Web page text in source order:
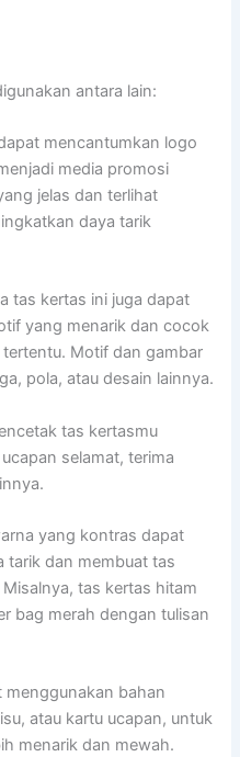
antara lain:
mencantumkan logo
media promosi
jelas dan terlihat
daya tarik
tas kertas ini juga dapat
yang menarik dan cocok
Motif dan gambar
pola, atau desain lainnya.
tas kertasmu
selamat, terima
yang kontras dapat
tarik dan membuat tas
tas kertas hitam
bag merah dengan tulisan
menggunakan bahan
atau kartu ucapan, untuk
menarik dan mewah.